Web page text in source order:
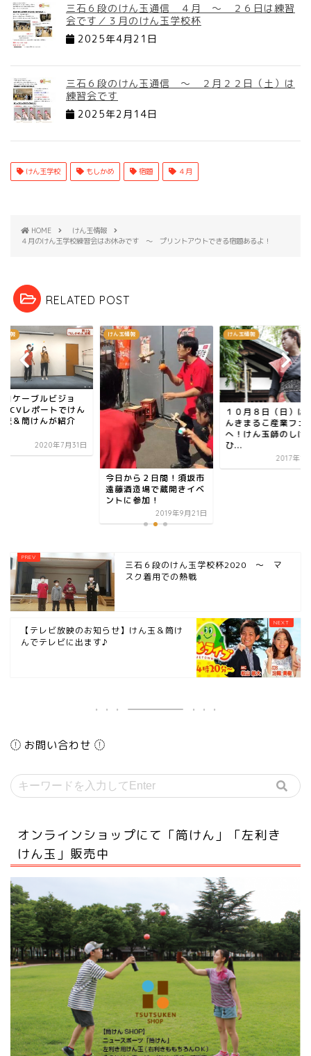
三石６段のけん玉通信 ４月 ～ ２６日は練習
会です／３月のけん玉学校杯
2025年4月21日
三石６段のけん玉通信 ～ ２月２２日（土）は
練習会です
2025年2月14日
けん玉学校 もしかめ 宿題 ４月
HOME
けん玉情報
４月のけん玉学校練習会はお休みです ～ プリントアウトできる宿題あるよ！
RELATED POST
情報
田ケーブルビジョ
UCVレポートでけん
校＆筒けんが紹介
2020年7月31日
けん玉情報
今日から２日間！須坂市
遠藤酒造場で蔵開きイベ
ントに参加！
2019年9月21日
けん玉情報
１０月８日（日）
んきまるこ産業フェ
へ！けん玉師のしげ
ひ...
2017年10
三石６段のけん玉学校杯2020 ～ マ
スク着用での熱戦
【テレビ放映のお知らせ】けん玉＆筒け
んでテレビに出ます♪
お問い合わせ
オンラインショップにて「筒けん」「左利き
けん玉」販売中